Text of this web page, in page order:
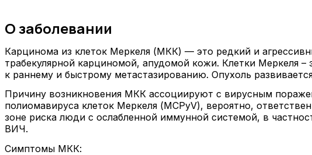
О заболевании
Карцинома из клеток Меркеля (МКК) — это редкий и
трабекулярной карциномой, апудомой кожи. Клетки Меркеля
к раннему и быстрому метастазированию. Опухоль
Причину возникновения МКК ассоциируют с вирусным
полиомавируса клеток Меркеля (MCPyV), вероятно,
зоне риска люди с ослабленной иммунной системой, в
ВИЧ.
Симптомы МКК: